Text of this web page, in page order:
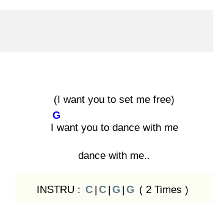
(I want you to set me free)
I w
G
ant you to dance with me
dance with me..
INSTRU : C | C | G | G ( 2 Times )